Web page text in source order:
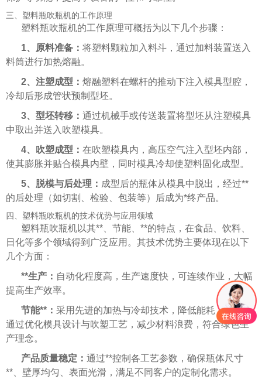
三、塑料瓶吹瓶机的工作原理
塑料瓶吹瓶机的工作原理可概括为以下几个步骤：
1、原料准备： 将塑料颗粒加入料斗，通过加料装置送入
料筒进行加热熔融。
2、注塑成型： 熔融塑料在螺杆的推动下注入模具型腔，
冷却后形成管状预制型坯。
3、型坯转移： 通过机械手或传送装置将型坯从注塑模具
中取出并送入吹塑模具。
4、吹塑成型： 在吹塑模具内，高压空气注入型坯内部，
使其膨胀并贴合模具内壁，同时模具冷却使塑料固化成型。
5、脱模与后处理： 成型后的瓶体从模具中脱出，经过**
的后处理（如切割、检验、包装等）后成为*终产品。
四、塑料瓶吹瓶机的技术优势与应用领域
塑料瓶吹瓶机以其**、节能、**的特点，在食品、饮料、
日化等多个领域得到广泛应用。其技术优势主要体现在以下
几个方面：
**生产： 自动化程度高，生产速度快，可连续作业，大幅
提高生产效率。
节能**： 采用先进的加热与冷却技术，降低能耗；同时，
通过优化模具设计与吹塑工艺，减少材料浪费，符合绿色生
产理念。
产品质量稳定： 通过**控制各工艺参数，确保瓶体尺寸
**、壁厚均匀、表面光滑，满足不同客户的定制化需求。